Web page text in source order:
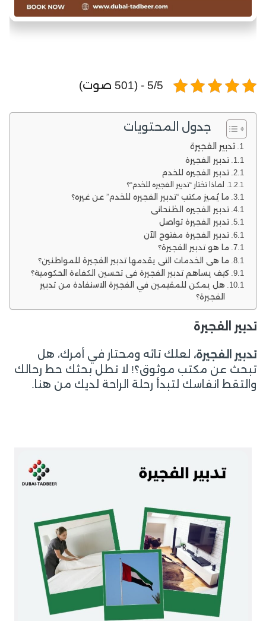
5/5 - (501 صوت)
جدول المحتويات
تدبير الفجيرة
تدبير الفجيرة
تدبير الفجيره للخدم
لماذا تختار “تدبير الفجيره للخدم“؟
ما يُميز مكتب “تدبير الفجيره للخدم” عن غيره؟
تدبير الفجيره الظنحاني
تدبير الفجيرة تواصل
تدبير الفجيرة مفتوح الآن
ما هو تدبير الفجيرة؟
ما هي الخدمات التي يقدمها تدبير الفجيرة للمواطنين؟
كيف يساهم تدبير الفجيرة في تحسين الكفاءة الحكومية؟
هل يمكن للمقيمين في الفجيرة الاستفادة من تدبير
الفجيرة؟
تدبير الفجيرة
تدبير الفجيرة، لعلك تائه ومحتار في أمرك، هل
تبحث عن مكتب موثوق؟! لا تطل بحثك حط رحالك
والتقط انفاسك لتبدأ رحلة الراحة لديك من هنا.